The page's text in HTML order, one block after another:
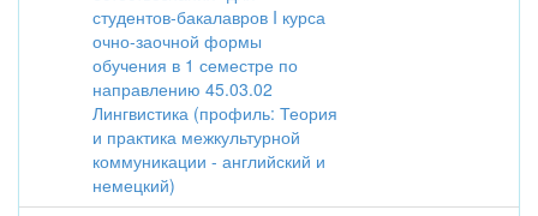
студентов-бакалавров I курса
очно-заочной формы
обучения в 1 семестре по
направлению 45.03.02
Лингвистика (профиль: Теория
и практика межкультурной
коммуникации - английский и
немецкий)